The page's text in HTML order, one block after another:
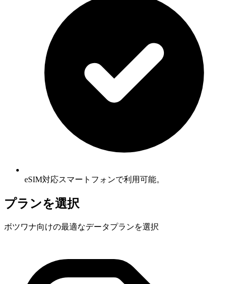
eSIM対応スマートフォンで利用可能。
プランを選択
ボツワナ向けの最適なデータプランを選択